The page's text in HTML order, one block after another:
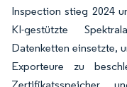
Inspection stieg 2024
KI-gestützte
Datenketten einsetzte,
Exporteure zu